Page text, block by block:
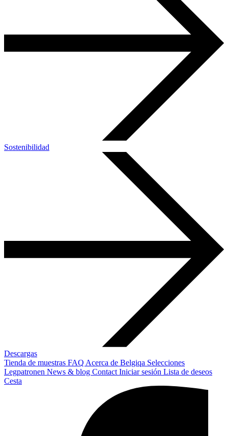
Sostenibilidad
Descargas
Tienda de muestras FAQ Acerca de Belgiqa Selecciones
Legpatronen News & blog Contact Iniciar sesión Lista de deseos
Cesta